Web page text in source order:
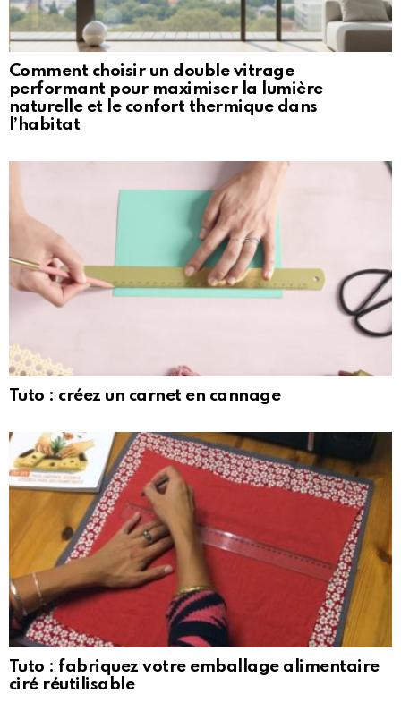
Comment choisir un double vitrage
performant pour maximiser la lumière
naturelle et le confort thermique dans
l’habitat
Tuto : créez un carnet en cannage
Tuto : fabriquez votre emballage alimentaire
ciré réutilisable